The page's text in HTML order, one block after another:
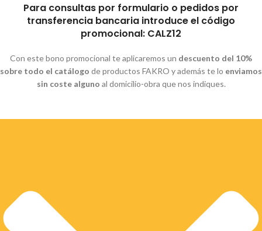
Para consultas por formulario o pedidos por
transferencia bancaria introduce el código
promocional: CALZ12
Con este bono promocional te aplicaremos un descuento del 10%
sobre todo el catálogo de productos FAKRO yademás te lo enviamos
sin coste alguno al domicilio-obra que nos indiques.